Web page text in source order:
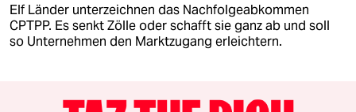
Elf Länder unterzeichnen das Nachfolgeabkommen
CPTPP. Es senkt Zölle oder schafft sie ganz ab und soll
so Unternehmen den Marktzugang erleichtern.